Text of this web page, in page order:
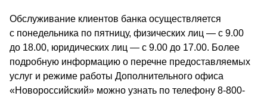
Обслуживание клиентов банка осуществляется
с понедельника по пятницу, физических лиц — с 9.00
до 18.00, юридических лиц — с 9.00 до 17.00. Более
подробную информацию о перечне предоставляемых
услуг и режиме работы Дополнительного офиса
«Новороссийский» можно узнать по телефону 8-800-